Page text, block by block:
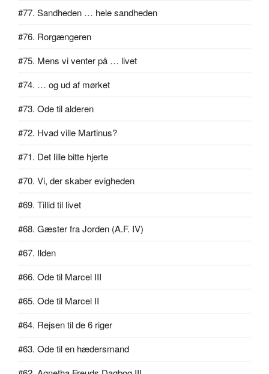
#77. Sandheden … hele sandheden
#76. Rorgængeren
#75. Mens vi venter på … livet
#74. … og ud af mørket
#73. Ode til alderen
#72. Hvad ville Martinus?
#71. Det lille bitte hjerte
#70. Vi, der skaber evigheden
#69. Tillid til livet
#68. Gæster fra Jorden (A.F. IV)
#67. Ilden
#66. Ode til Marcel III
#65. Ode til Marcel II
#64. Rejsen til de 6 riger
#63. Ode til en hædersmand